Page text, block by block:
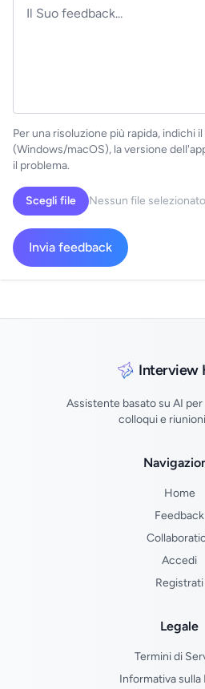
Per una risoluzione più rapida, indichi
(Windows/macOS), la versione
il problema.
Scegli file Nessun file selezionato
Invia feedback
Interview
Assistente basato su AI
colloqui e
Home
Feedback
Accedi
Registrati
Legale
Termini di
Informativa sulla